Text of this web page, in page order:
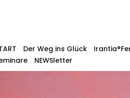
Der Weg ins Glück
NEWSletter